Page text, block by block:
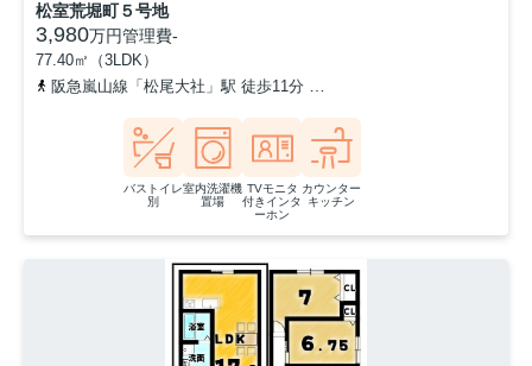
松室荒堀町５号地
3,980万円管理費-
77.40㎡（3LDK）
阪急嵐山線「松尾大社」駅 徒歩11分
バストイレ
別
室内洗濯機
置場
TVモニタ
付きインタ
ーホン
カウンター
キッチン